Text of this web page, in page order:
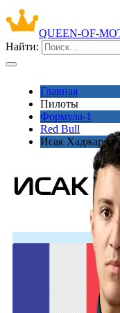
QUEEN-OF-
Найти:
Главная
Пилоты
Формула-1
Red Bull
Исак Хаджар
ИСАК